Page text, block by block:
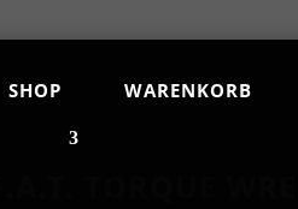
SHOP WARENKORB